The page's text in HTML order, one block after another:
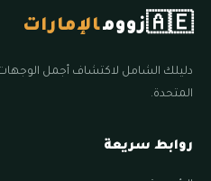
🇦🇪زوومالإمارات
دليلك الشامل لاكتشاف أجمل الوجهات
المتحدة.
روابط سريعة